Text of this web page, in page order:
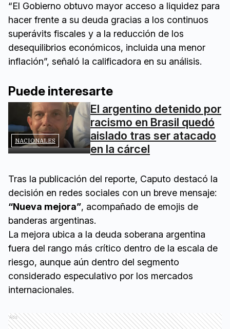
“El Gobierno obtuvo mayor acceso a liquidez para
hacer frente a su deuda gracias a los continuos
superávits fiscales y a la reducción de los
desequilibrios económicos, incluida una menor
inflación”, señaló la calificadora en su análisis.
Puede interesarte
NACIONALES
El argentino detenido por
racismo en Brasil quedó
aislado tras ser atacado
en la cárcel
Tras la publicación del reporte, Caputo destacó la
decisión en redes sociales con un breve mensaje:
“Nueva mejora”, acompañado de emojis de
banderas argentinas.
La mejora ubica a la deuda soberana argentina
fuera del rango más crítico dentro de la escala de
riesgo, aunque aún dentro del segmento
considerado especulativo por los mercados
internacionales.
Ads